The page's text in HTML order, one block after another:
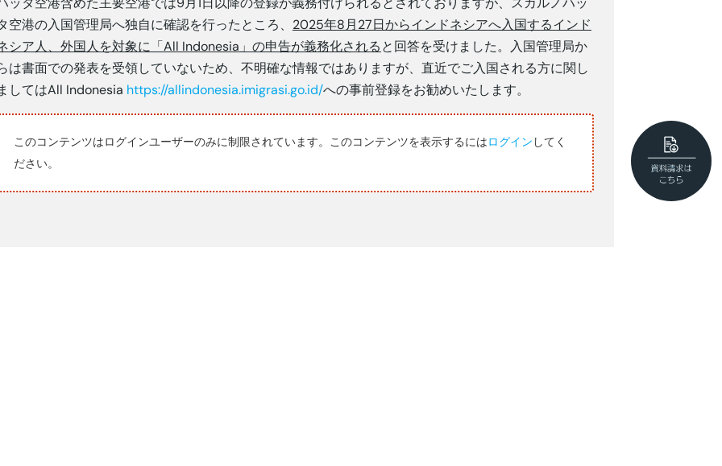
空港の入国管理局へ独自に確認を行ったところ、 2025年8月27日からインドネシアへ入国するインド
シア人、外国人を対象に「All Indonesia 」の申告が義務化されると回答を受けました。入国管理局か
は書面での発表を受領していないため、不明確な情報ではありますが、直近でご入国される方に関し
してはAll Indonesia https://allindonesia.imigrasi.go.id/への事前登録をお勧めいたします。
このコンテンツはログインユーザーのみに制限されています。このコンテンツを表示するにはログイン してく
ださい。